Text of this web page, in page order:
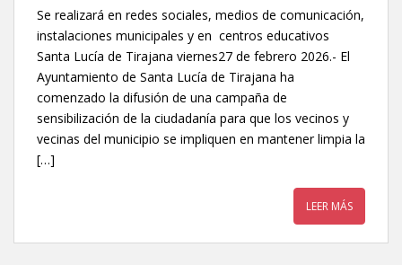
Se realizará en redes sociales, medios de comunicación,
instalaciones municipales y en centros educativos
Santa Lucía de Tirajana viernes27 de febrero 2026.- El
Ayuntamiento de Santa Lucía de Tirajana ha
comenzado la difusión de una campaña de
sensibilización de la ciudadanía para que los vecinos y
vecinas del municipio se impliquen en mantener limpia la
[…]
LEER MÁS